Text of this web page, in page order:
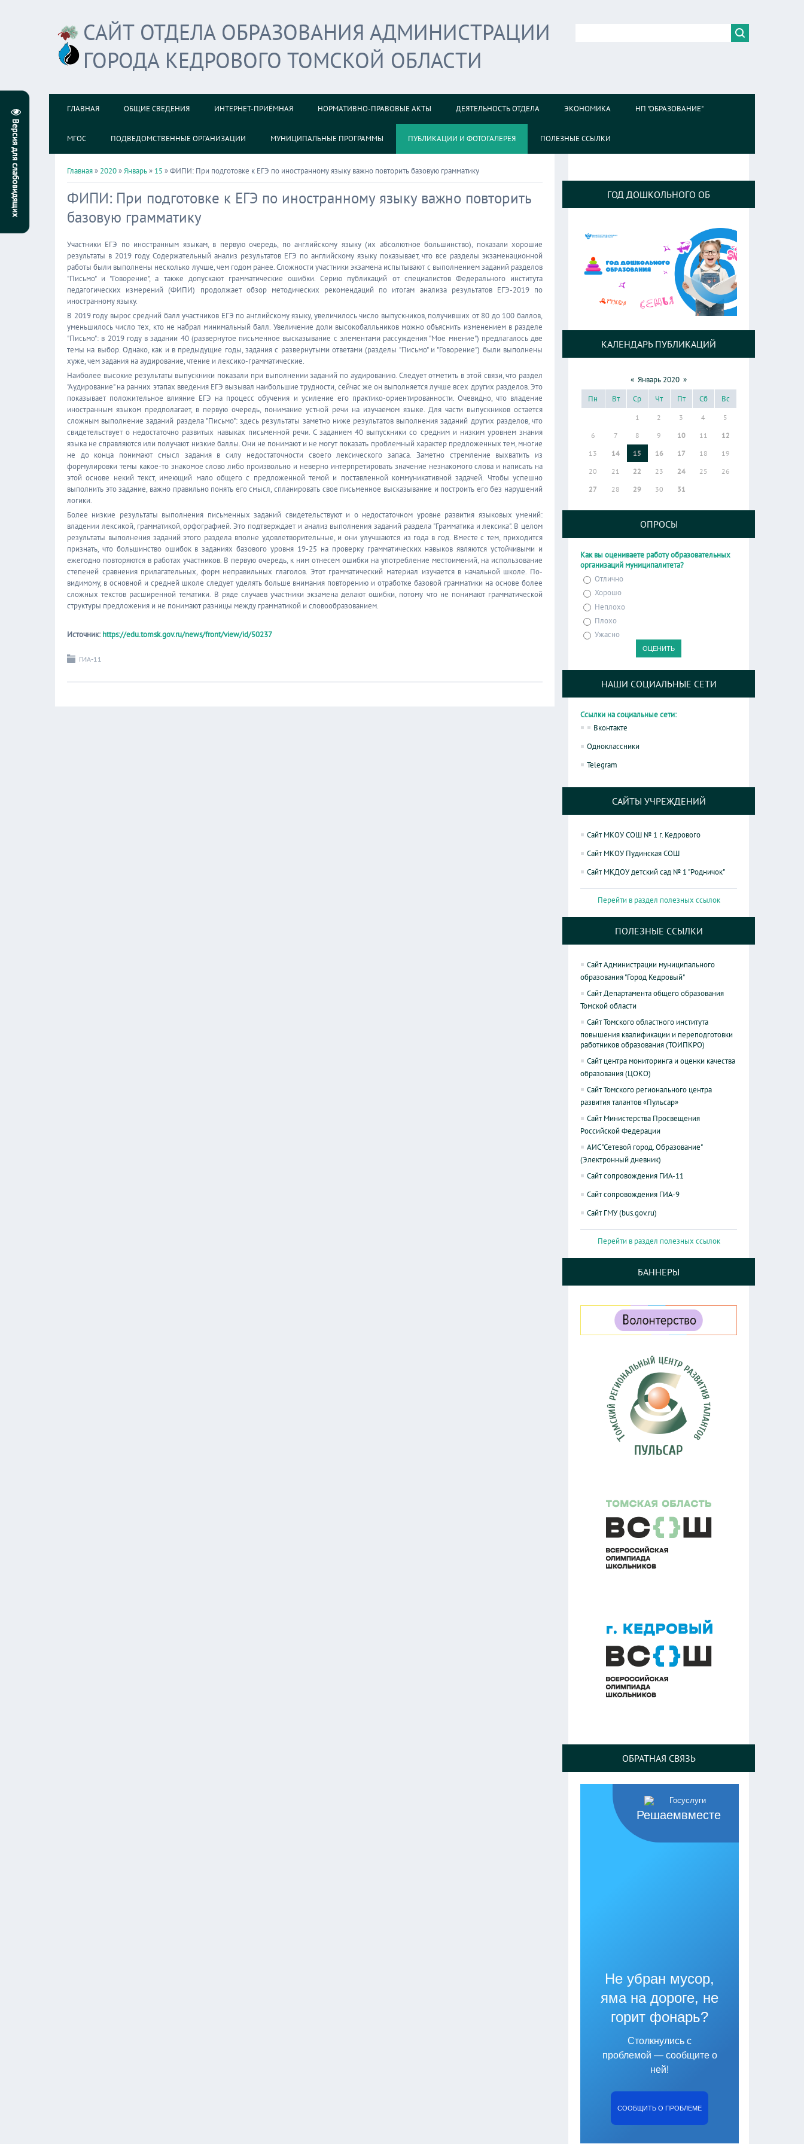
САЙТ ОТДЕЛА ОБРАЗОВАНИЯ АДМИНИСТРАЦИИ
ГОРОДА КЕДРОВОГО ТОМСКОЙ ОБЛАСТИ
ГЛАВНАЯ ОБЩИЕ СВЕДЕНИЯ ИНТЕРНЕТ-ПРИЁМНАЯ НОРМАТИВНО-ПРАВОВЫЕ АКТЫ ДЕЯТЕЛЬНОСТЬ ОТДЕЛА ЭКОНОМИКА НП "ОБРАЗОВАНИЕ"
МГОС ПОДВЕДОМСТВЕННЫЕ ОРГАНИЗАЦИИ МУНИЦИПАЛЬНЫЕ ПРОГРАММЫ ПУБЛИКАЦИИ И ФОТОГАЛЕРЕЯ ПОЛЕЗНЫЕ ССЫЛКИ
Главная» 2020»Январь» 15 » ФИПИ: При подготовке к ЕГЭ по иностранному языку важно повторить базовую грамматику
ФИПИ: При подготовке к ЕГЭ по иностранному языку важно повторить
базовую грамматику
Участники ЕГЭ по иностранным языкам, в первую очередь, по английскому языку (их абсолютное большинство), показали хорошие
результаты в 2019 году. Содержательный анализ результатов ЕГЭ по английскому языку показывает, что все разделы экзаменационной
работы были выполнены несколько лучше, чем годом ранее. Сложности участники экзамена испытывают с выполнением заданий разделов
"Письмо" и "Говорение", а также допускают грамматические ошибки. Серию публикаций от специалистов Федерального института
педагогических измерений (ФИПИ) продолжает обзор методических рекомендаций по итогам анализа результатов ЕГЭ-2019 по
иностранному языку.
В 2019 году вырос средний балл участников ЕГЭ по английскому языку, увеличилось число выпускников, получивших от 80 до 100 баллов,
уменьшилось число тех, кто не набрал минимальный балл. Увеличение доли высокобалльников можно объяснить изменением в разделе
"Письмо": в 2019 году в задании 40 (развернутое письменное высказывание с элементами рассуждения "Мое мнение") предлагалось две
темы на выбор. Однако, как и в предыдущие годы, задания с развернутыми ответами (разделы "Письмо" и "Говорение") были выполнены
хуже, чем задания на аудирование, чтение и лексико-грамматические.
Наиболее высокие результаты выпускники показали при выполнении заданий по аудированию. Следует отметить в этой связи, что раздел
"Аудирование" на ранних этапах введения ЕГЭ вызывал наибольшие трудности, сейчас же он выполняется лучше всех других разделов. Это
показывает положительное влияние ЕГЭ на процесс обучения и усиление его практико-ориентированности. Очевидно, что владение
иностранным языком предполагает, в первую очередь, понимание устной речи на изучаемом языке. Для части выпускников остается
сложным выполнение заданий раздела "Письмо": здесь результаты заметно ниже результатов выполнения заданий других разделов, что
свидетельствует о недостаточно развитых навыках письменной речи. С заданием 40 выпускники со средним и низким уровнем знания
языка не справляются или получают низкие баллы. Они не понимают и не могут показать проблемный характер предложенных тем, многие
не до конца понимают смысл задания в силу недостаточности своего лексического запаса. Заметно стремление выхватить из
формулировки темы какое-то знакомое слово либо произвольно и неверно интерпретировать значение незнакомого слова и написать на
этой основе некий текст, имеющий мало общего с предложенной темой и поставленной коммуникативной задачей. Чтобы успешно
выполнить это задание, важно правильно понять его смысл, спланировать свое письменное высказывание и построить его без нарушений
логики.
Более низкие результаты выполнения письменных заданий свидетельствуют и о недостаточном уровне развития языковых умений:
владении лексикой, грамматикой, орфографией. Это подтверждает и анализ выполнения заданий раздела "Грамматика и лексика". В целом
результаты выполнения заданий этого раздела вполне удовлетворительные, и они улучшаются из года в год. Вместе с тем, приходится
признать, что большинство ошибок в заданиях базового уровня 19-25 на проверку грамматических навыков являются устойчивыми и
ежегодно повторяются в работах участников. В первую очередь, к ним отнесем ошибки на употребление местоимений, на использование
степеней сравнения прилагательных, форм неправильных глаголов. Этот грамматический материал изучается в начальной школе. По-
видимому, в основной и средней школе следует уделять больше внимания повторению и отработке базовой грамматики на основе более
сложных текстов расширенной тематики. В ряде случаев участники экзамена делают ошибки, потому что не понимают грамматической
структуры предложения и не понимают разницы между грамматикой и словообразованием.
Источник: https://edu.tomsk.gov.ru/news/front/view/id/50237
ГИА-11
ГОД ДОШКОЛЬНОГО ОБ
КАЛЕНДАРЬ ПУБЛИКАЦИЙ
« Январь 2020 »
Пн
Вт Ср Чт Пт Сб Вс
1 2 3 4
5
6
7 8 9 10 11
12
13
14 15 16 17 18
19
20
21 22 23 24 25
26
27
28 29 30 31
ОПРОСЫ
Как вы оцениваете работу образовательных
организаций муниципалитета?
Отлично
Хорошо
Неплохо
Плохо
Ужасно
НАШИ СОЦИАЛЬНЫЕ СЕТИ
Ссылки на социальные сети:
Вконтакте
Одноклассники
Telegram
САЙТЫ УЧРЕЖДЕНИЙ
Сайт МКОУ СОШ № 1 г. Кедрового
Сайт МКОУ Пудинская СОШ
Сайт МКДОУ детский сад № 1 "Родничок"
Перейти в раздел полезных ссылок
ПОЛЕЗНЫЕ ССЫЛКИ
Сайт Администрации муниципального
образования "Город Кедровый"
Сайт Департамента общего образования
Томской области
Сайт Томского областного института
повышения квалификации и переподготовки
работников образования (ТОИПКРО)
Сайт центра мониторинга и оценки качества
образования (ЦОКО)
Сайт Томского регионального центра
развития талантов «Пульсар»
Сайт Министерства Просвещения
Российской Федерации
АИС "Сетевой город. Образование"
(Электронный дневник)
Сайт сопровождения ГИА-11
Сайт сопровождения ГИА-9
Сайт ГМУ (bus.gov.ru)
Перейти в раздел полезных ссылок
БАННЕРЫ
ОБРАТНАЯ СВЯЗЬ
Решаемвместе
Не убран мусор,
яма на дороге, не
горит фонарь?
Столкнулись с
проблемой — сообщите о
ней!
СООБЩИТЬ О ПРОБЛЕМЕ